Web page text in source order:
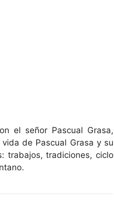
el señor Pascual Grasa,
de Pascual Grasa y su
trabajos, tradiciones, ciclo